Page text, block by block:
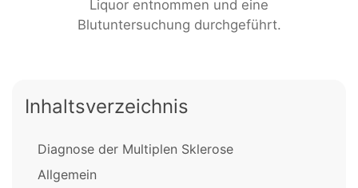
Liquor entnommen und eine
Blutuntersuchung durchgeführt.
Inhaltsverzeichnis
Diagnose der Multiplen Sklerose
Allgemein